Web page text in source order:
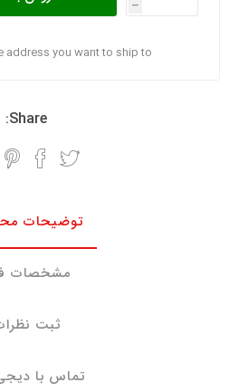
h
address you want to ship to
Share:
توضیحات
مشخصات
ثبت
تماس با